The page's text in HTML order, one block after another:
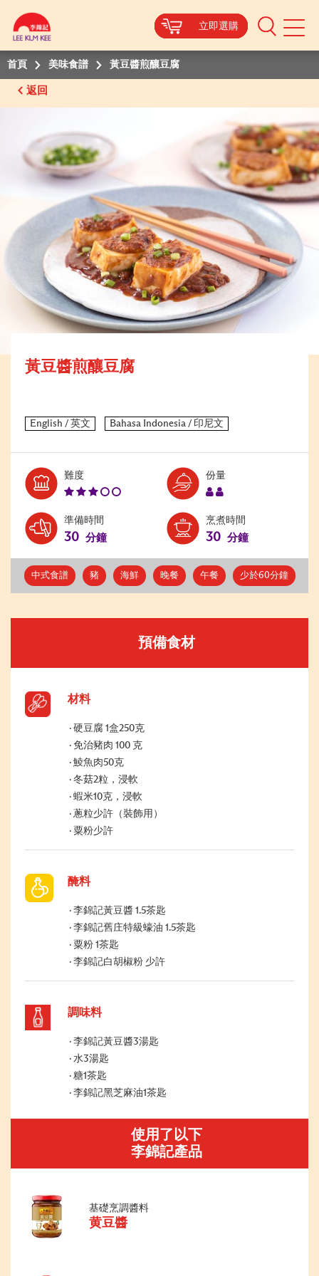
立即選購
Mobile
立即選購
立即選購
立即選購
首頁 美味食譜 黃豆醬煎釀豆腐
返回
黃豆醬煎釀豆腐
難度Level:
份量Serves:
準備時間
30 分鐘
烹煮時間
30 分鐘
中式食譜 豬 海鮮 晚餐 午餐 少於60分鐘
預備食材
材料
硬豆腐 1盒250克
免治豬肉 100 克
鯪魚肉50克
冬菇2粒，浸軟
蝦米10克，浸軟
蔥粒少許（裝飾用）
粟粉少許
醃料
李錦記黃豆醬 1.5茶匙
李錦記舊庄特級蠔油 1.5茶匙
粟粉 1茶匙
李錦記白胡椒粉 少許
調味料
李錦記黃豆醬3湯匙
水3湯匙
糖1茶匙
李錦記黑芝麻油1茶匙
使用了以下
李錦記產品
基礎烹調醬料
黄豆醬